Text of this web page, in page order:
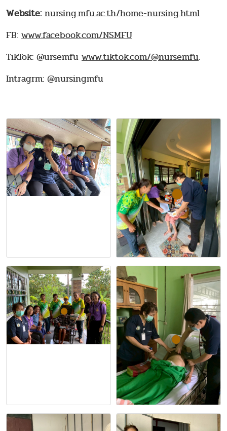
Website:nursing.mfu.ac.th/home-nursing.html
FB: www.facebook.com/NSMFU
TikTok: @ursemfu www.tiktok.com/@nursemfu.
Intragrm: @nursingmfu